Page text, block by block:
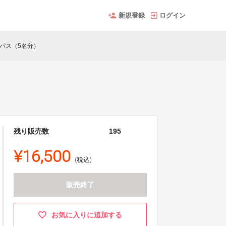
新規登録 ログイン
ス（5名分）
残り販売数 195
¥16,500 (税込)
販売終了
お気に入りに追加する